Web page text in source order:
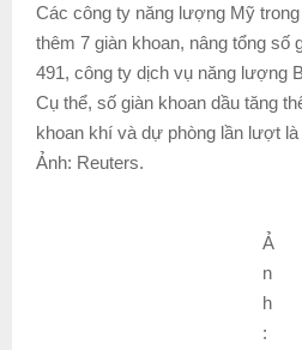
Các công ty năng lượng Mỹ
thêm 7 giàn khoan, nâng tổng số
491, công ty dịch vụ năng lượng
Cụ thể, số giàn khoan dầu tăng
khoan khí và dự phòng lần lượt là
Ảnh: Reuters.
Ả
n
h
: